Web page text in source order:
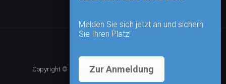
Copyright © 2026 - Alle Rechte vorbehalten |
Melden Sie sich jetzt an und sichern
Sie Ihren Platz!
Zur Anmeldung